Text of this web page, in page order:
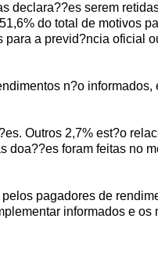
declara??es serem
do total de motivos
a previd?ncia oficial
n?o
Outros 2,7% est?o
doa??es foram feitas no
pagadores de
informados e os